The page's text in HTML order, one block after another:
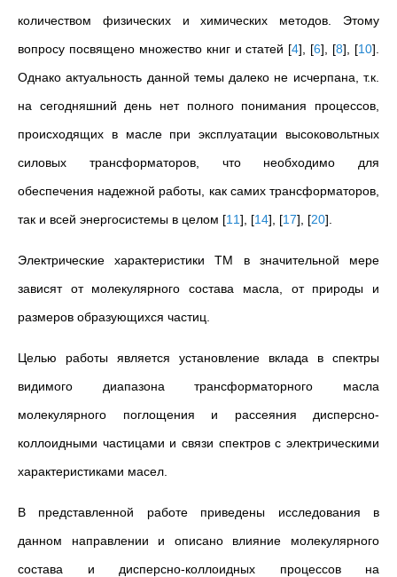
количеством физических и химических методов. Этому
вопросу посвящено множество книг и статей [4] [6] [8] [10]
Однако актуальность данной темы далеко не исчерпана, т.к.
на сегодняшний день нет полного понимания процессов,
происходящих в масле при эксплуатации высоковольтных
силовых трансформаторов, что необходимо для
обеспечения надежной работы, как самих трансформаторов,
так и всей энергосистемы в целом [11] [14] [17] [20]
Электрические характеристики ТМ в значительной мере
зависят от молекулярного состава масла, от природы и
размеров образующихся частиц.
Целью работы является установление вклада в спектры
видимого диапазона трансформаторного масла
молекулярного поглощения и рассеяния дисперсно-
коллоидными частицами и связи спектров с электрическими
характеристиками масел.
В представленной работе приведены исследования в
данном направлении и описано влияние молекулярного
состава и дисперсно-коллоидных процессов на